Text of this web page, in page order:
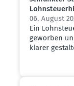
06. August
Ein
geworben
klarer